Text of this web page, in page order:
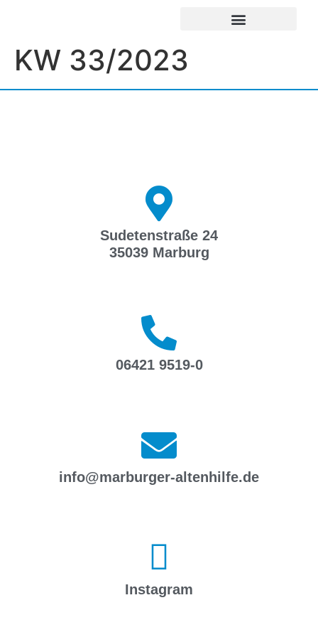
KW 33/2023
Sudetenstraße 24
35039 Marburg
06421 9519-0
info@marburger-altenhilfe.de
Instagram